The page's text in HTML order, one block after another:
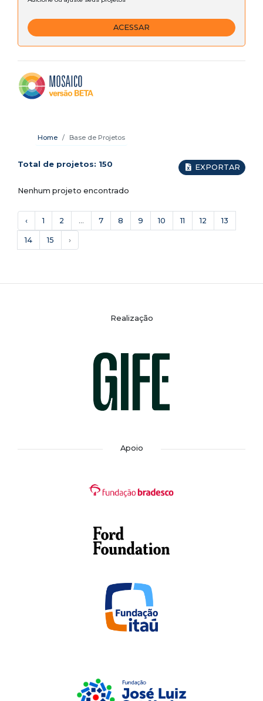
ACESSAR
Home Base de Projetos
Total de projetos: 150 EXPORTAR
Nenhum projeto encontrado
‹ 1 2 ... 7 8 9 10 11 12 13
14 15 ›
Realização
Apoio